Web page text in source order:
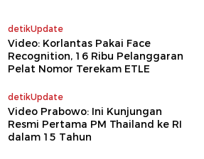
detikUpdate
Video: Korlantas Pakai Face
Recognition, 16 Ribu Pelanggaran
Pelat Nomor Terekam ETLE
detikUpdate
Video Prabowo: Ini Kunjungan
Resmi Pertama PM Thailand ke RI
dalam 15 Tahun